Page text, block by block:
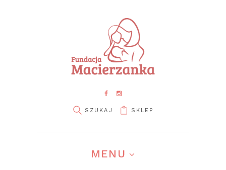
SKLEP
MENU